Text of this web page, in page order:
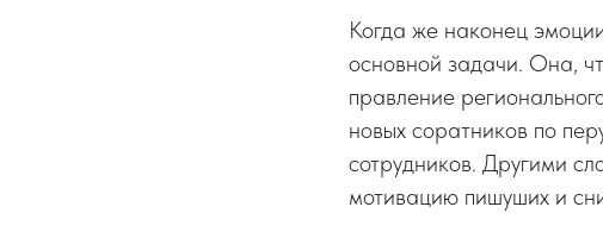
Когда же наконец
основной задачи. Она,
правление
новых соратников по
сотрудников. Другими
мотивацию пишуших и